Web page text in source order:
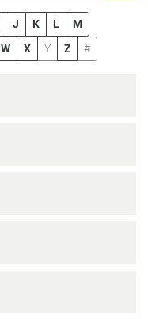
J K L
M
W X Y Z #